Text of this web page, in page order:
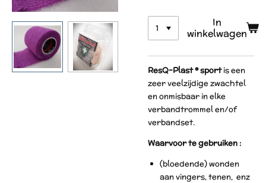
In
winkelwagen
ResQ-Plast ® sportis een
zeer veelzijdige zwachtel
en onmisbaar in elke
verbandtrommel en/of
verbandset.
Waarvoor te gebruiken :
(bloedende) wonden
aan vingers, tenen, enz